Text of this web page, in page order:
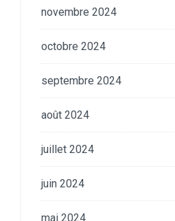
novembre 2024
octobre 2024
septembre 2024
août 2024
juillet 2024
juin 2024
mai 2024